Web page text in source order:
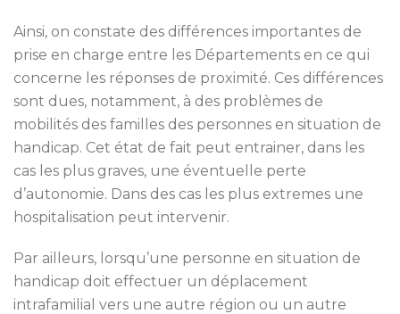
Ainsi, on constate des différences importantes de
prise en charge entre les Départements en ce qui
concerne les réponses de proximité. Ces différences
sont dues, notamment, à des problèmes de
mobilités des familles des personnes en situation de
handicap. Cet état de fait peut entrainer, dans les
cas les plus graves, une éventuelle perte
d’autonomie. Dans des cas les plus extremes une
hospitalisation peut intervenir.
Par ailleurs, lorsqu’une personne en situation de
handicap doit effectuer un déplacement
intrafamilial vers une autre région ou un autre